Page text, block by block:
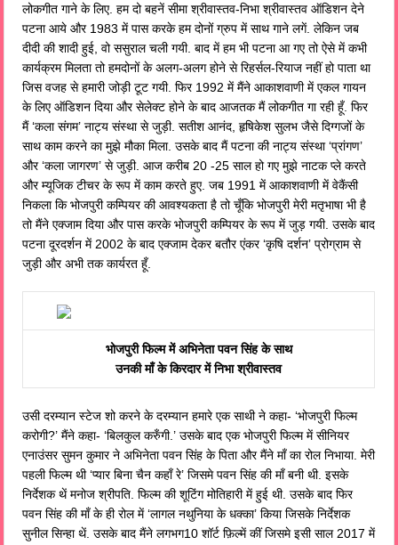
लोकगीत गाने के लिए. हम दो बहनें सीमा श्रीवास्तव-निभा श्रीवास्तव ऑडिशन देने
पटना आये और 1983 में पास करके हम दोनों ग्रुप में साथ गाने लगें. लेकिन जब
दीदी की शादी हुई, वो ससुराल चली गयी. बाद में हम भी पटना आ गए तो ऐसे में कभी
कार्यक्रम मिलता तो हमदोनों के अलग-अलग होने से रिहर्सल-रियाज नहीं हो पाता था
जिस वजह से हमारी जोड़ी टूट गयी. फिर 1992 में मैंने आकाशवाणी में एकल गायन
के लिए ऑडिशन दिया और सेलेक्ट होने के बाद आजतक मैं लोकगीत गा रही हूँ. फिर
मैं ‘कला संगम’ नाट्य संस्था से जुड़ी. सतीश आनंद, हृषिकेश सुलभ जैसे दिग्गजों के
साथ काम करने का मुझे मौका मिला. उसके बाद मैं पटना की नाट्य संस्था ‘प्रांगण’
और ‘कला जागरण’ से जुड़ी. आज करीब 20 -25 साल हो गए मुझे नाटक प्ले करते
और म्यूजिक टीचर के रूप में काम करते हुए. जब 1991 में आकाशवाणी में वेकैंसी
निकला कि भोजपुरी कम्पियर की आवश्यकता है तो चूँकि भोजपुरी मेरी मतृभाषा भी है
तो मैंने एक्जाम दिया और पास करके भोजपुरी कम्पियर के रूप में जुड़ गयी. उसके बाद
पटना दूरदर्शन में 2002 के बाद एक्जाम देकर बतौर एंकर ‘कृषि दर्शन’ प्रोग्राम से
जुड़ी और अभी तक कार्यरत हूँ.
भोजपुरी फिल्म में अभिनेता पवन सिंह के साथ
उनकी माँ के किरदार में निभा श्रीवास्तव
उसी दरम्यान स्टेज शो करने के दरम्यान हमारे एक साथी ने कहा- ‘भोजपुरी फिल्म
करोगी?’ मैंने कहा- ‘बिलकुल करुँगी.’ उसके बाद एक भोजपुरी फिल्म में सीनियर
एनाउंसर सुमन कुमार ने अभिनेता पवन सिंह के पिता और मैंने माँ का रोल निभाया. मेरी
पहली फिल्म थी ‘प्यार बिना चैन कहाँ रे’ जिसमे पवन सिंह की माँ बनी थी. इसके
निर्देशक थें मनोज श्रीपति. फिल्म की शूटिंग मोतिहारी में हुई थी. उसके बाद फिर
पवन सिंह की माँ के ही रोल में ‘लागल नथुनिया के धक्का’ किया जिसके निर्देशक
सुनील सिन्हा थें. उसके बाद मैंने लगभग10 शॉर्ट फ़िल्में कीं जिसमे इसी साल 2017 में